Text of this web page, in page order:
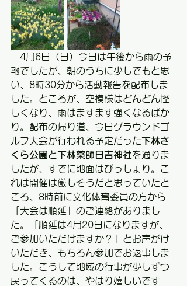
4月6日（日）今日は午後から雨の予
報でしたが、朝のうちに少しでもと思
い、8時30分から活動報告を配布しま
した。ところが、空模様はどんどん怪
しくなり、雨はますます強くなるばか
り。配布の帰り道、今日グラウンドゴ
ルフ大会が行われる予定だった下林さ
くら公園と下林薬師日吉神社を通りま
したが、すでに地面はびっしょり。こ
れは開催は厳しそうだと思っていたと
ころ、8時前に文化体育委員の方から
「大会は順延」のご連絡がありまし
た。「順延は4月20日になりますが、
ご参加いただけますか？」とお声がけ
いただき、もちろん参加でお返事しま
した。こうして地域の行事が少しずつ
戻ってくるのは、やはり嬉しいです